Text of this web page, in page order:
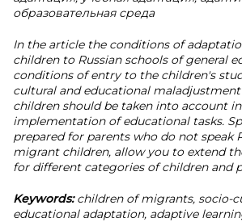
образовательная среда
In the article the conditions of
children to Russian schools of general
conditions of entry to the children's
cultural and educational
children should be taken into account
implementation of educational tasks.
prepared for parents who do not speak
migrant children, allow you to extend
for different categories of children and
Keywords:children of migrants, socio-
educational adaptation, adaptive